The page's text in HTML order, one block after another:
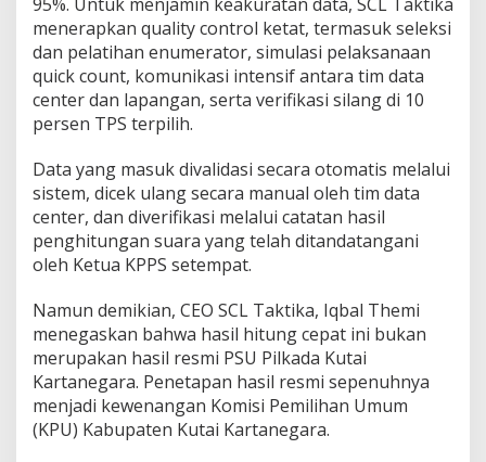
menerapkan quality control ketat, termasuk seleksi
dan pelatihan enumerator, simulasi pelaksanaan
quick count, komunikasi intensif antara tim data
center dan lapangan, serta verifikasi silang di 10
persen TPS terpilih.
Data yang masuk divalidasi secara otomatis melalui
sistem, dicek ulang secara manual oleh tim data
center, dan diverifikasi melalui catatan hasil
penghitungan suara yang telah ditandatangani
oleh Ketua KPPS setempat.
Namun demikian, CEO SCL Taktika, Iqbal Themi
menegaskan bahwa hasil hitung cepat ini bukan
merupakan hasil resmi PSU Pilkada Kutai
Kartanegara. Penetapan hasil resmi sepenuhnya
menjadi kewenangan Komisi Pemilihan Umum
(KPU) Kabupaten Kutai Kartanegara.